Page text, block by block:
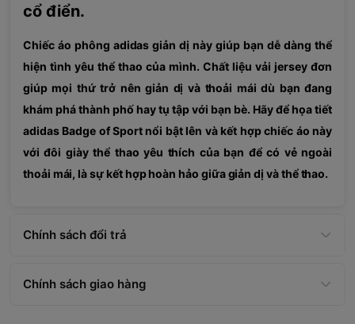
cổ điển.
Chiếc áo phông adidas giản dị này giúp bạn dễ dàng thể
hiện tình yêu thể thao của mình. Chất liệu vải jersey đơn
giúp mọi thứ trở nên giản dị và thoải mái dù bạn đang
khám phá thành phố hay tụ tập với bạn bè. Hãy để họa tiết
adidas Badge of Sport nổi bật lên và kết hợp chiếc áo này
với đôi giày thể thao yêu thích của bạn để có vẻ ngoài
thoải mái, là sự kết hợp hoàn hảo giữa giản dị và thể thao.
Chính sách đổi trả
Chính sách giao hàng